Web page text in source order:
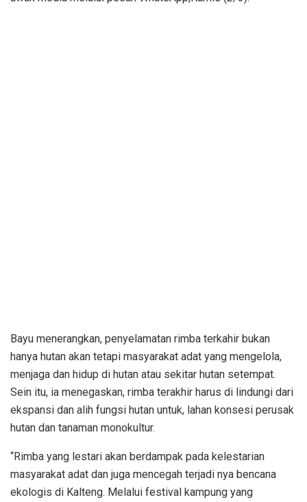
Bayu menerangkan, penyelamatan rimba terkahir bukan
hanya hutan akan tetapi masyarakat adat yang mengelola,
menjaga dan hidup di hutan atau sekitar hutan setempat.
Sein itu, ia menegaskan, rimba terakhir harus di lindungi dari
ekspansi dan alih fungsi hutan untuk, lahan konsesi perusak
hutan dan tanaman monokultur.
“Rimba yang lestari akan berdampak pada kelestarian
masyarakat adat dan juga mencegah terjadi nya bencana
ekologis di Kalteng. Melalui festival kampung yang